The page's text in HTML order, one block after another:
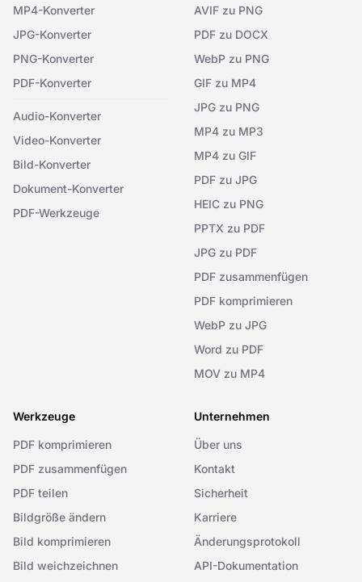
MP4-Konverter
JPG-Konverter
PNG-Konverter
PDF-Konverter
Audio-Konverter
Video-Konverter
Bild-Konverter
Dokument-Konverter
PDF-Werkzeuge
AVIF zu PNG
PDF zu DOCX
WebP zu PNG
GIF zu MP4
JPG zu PNG
MP4 zu MP3
MP4 zu GIF
PDF zu JPG
HEIC zu PNG
PPTX zu PDF
JPG zu PDF
PDF zusammenfügen
PDF komprimieren
WebP zu JPG
Word zu PDF
MOV zu MP4
Werkzeuge
PDF komprimieren
PDF zusammenfügen
PDF teilen
Bildgröße ändern
Bild komprimieren
Bild weichzeichnen
Unternehmen
Über uns
Kontakt
Sicherheit
Karriere
Änderungsprotokoll
API-Dokumentation